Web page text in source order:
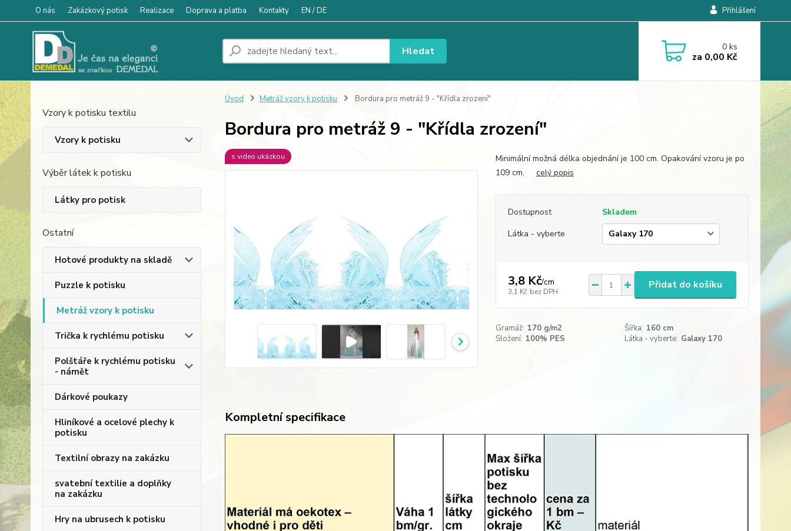
O nás Zakázkový potisk Realizace Doprava a platba Kontakty EN / DE Přihlášení
Hledat 0ks
za 0,00 Kč
Vzory k potisku textilu
Vzory k potisku
Výběr látek k potisku
Látky pro potisk
Ostatní
Hotové produkty na skladě
Puzzle k potisku
Metráž vzory k potisku
Trička k rychlému potisku
Polštáře k rychlému potisku
- námět
Dárkové poukazy
Hliníkové a ocelové plechy k
potisku
Textilní obrazy na zakázku
svatební textilie a doplňky
na zakázku
Hry na ubrusech k potisku
Úvod Metráž vzory k potisku Bordura pro metráž 9 - "Křídla zrození"
Bordura pro metráž 9 - "Křídla zrození"
s video ukázkou
Minimální možná délka objednání je 100 cm. Opakování vzoru je po
109 cm. celý popis
Dostupnost
Skladem
Látka - vyberte
3,8 Kč/cm
3,1 Kč bez DPH
Přidat do košíku
Gramáž: 170 g/m2 Šířka: 160 cm
Složení: 100% PES Látka - vyberte: Galaxy 170
Kompletní specifikace